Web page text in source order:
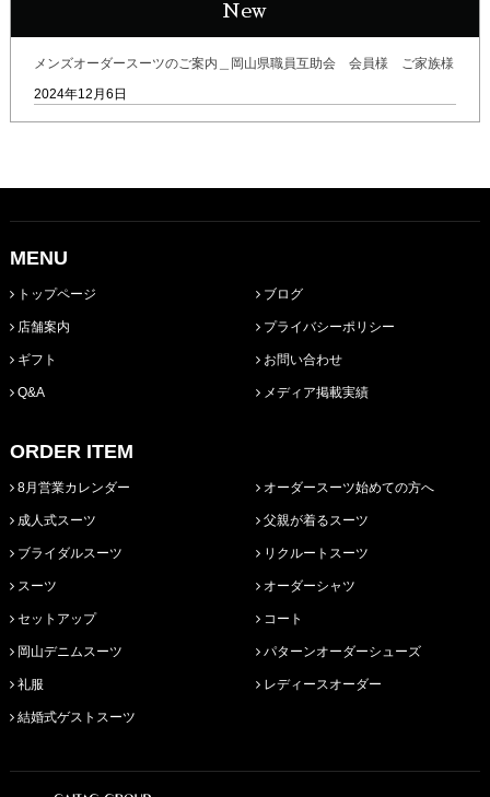
New
メンズオーダースーツのご案内＿岡山県職員互助会 会員様 ご家族様
2024年12月6日
MENU
トップページ
店舗案内
ギフト
Q&A
ブログ
プライバシーポリシー
お問い合わせ
メディア掲載実績
ORDER ITEM
8月営業カレンダー
成人式スーツ
ブライダルスーツ
スーツ
セットアップ
岡山デニムスーツ
礼服
結婚式ゲストスーツ
オーダースーツ始めての方へ
父親が着るスーツ
リクルートスーツ
オーダーシャツ
コート
パターンオーダーシューズ
レディースオーダー